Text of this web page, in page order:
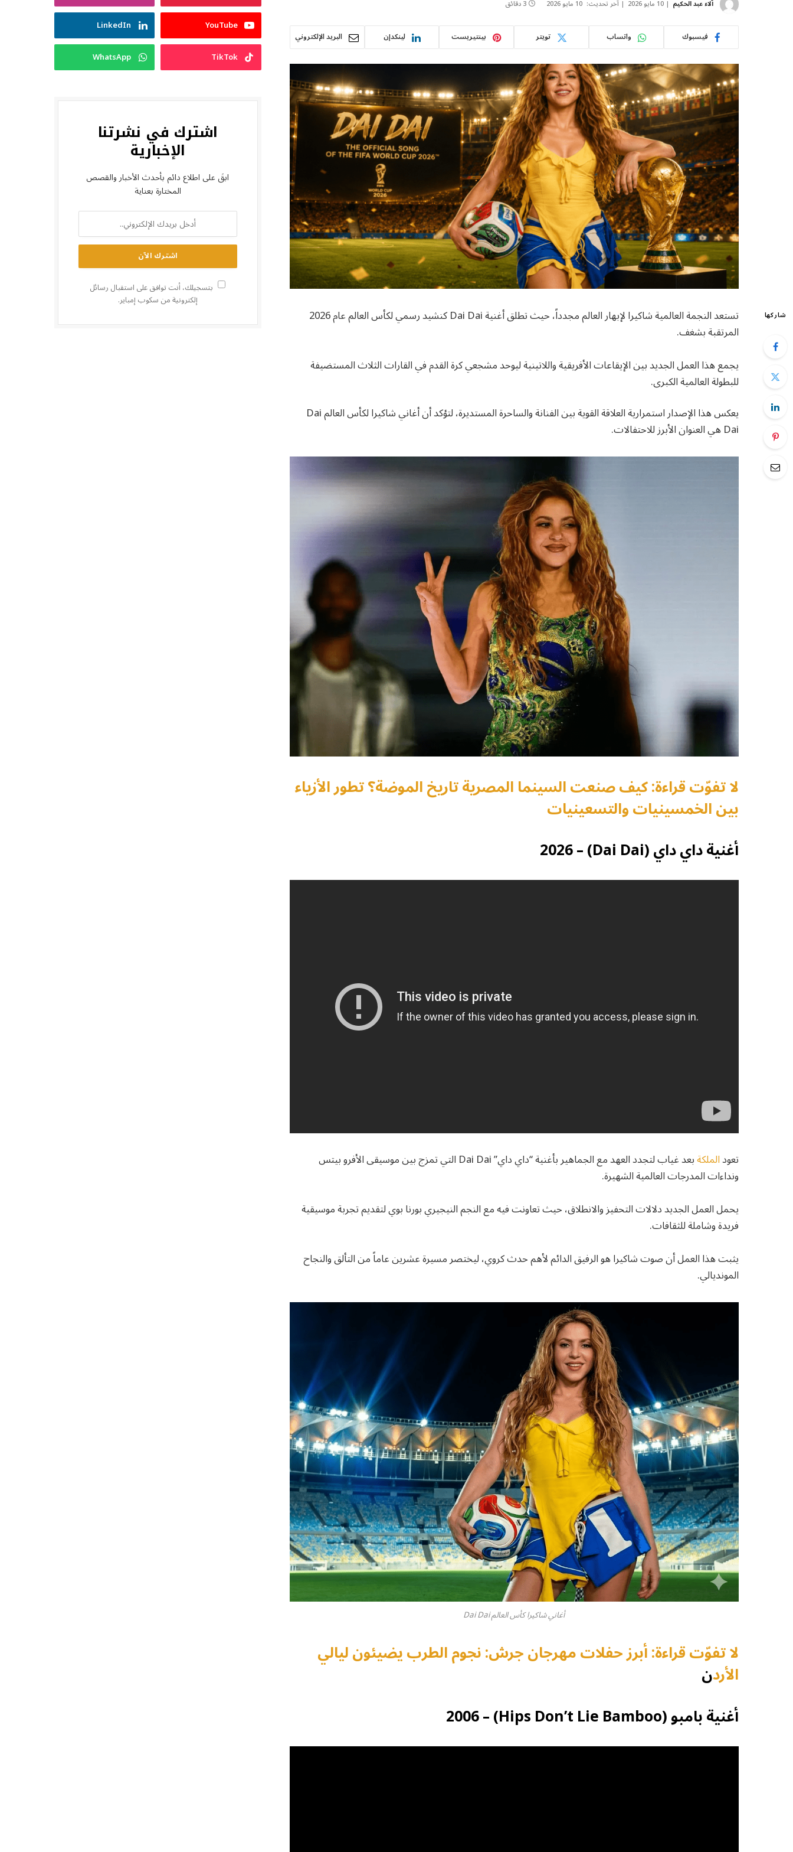
آلاء عبد الحكيم 10 مايو 2026 آخر تحديث: 10 مايو 2026 3 دقائق
فيسبوك واتساب تويتر بينتيريست لينكدإن البريد الإلكتروني
شاركها
تستعد النجمة العالمية شاكيرا لإبهار العالم مجدداً، حيث تطلق أغنية Dai Dai كنشيد رسمي لكأس العالم عام 2026
المرتقبة بشغف.
يجمع هذا العمل الجديد بين الإيقاعات الأفريقية واللاتينية ليوحد مشجعي كرة القدم في القارات الثلاث المستضيفة
للبطولة العالمية الكبرى.
يعكس هذا الإصدار استمرارية العلاقة القوية بين الفنانة والساحرة المستديرة، لتؤكد أن أغاني شاكيرا لكأس العالم Dai
Dai هي العنوان الأبرز للاحتفالات.
لا تفوّت قراءة: كيف صنعت السينما المصرية تاريخ الموضة؟ تطور الأزياء
بين الخمسينيات والتسعينيات
أغنية داي داي (Dai Dai) – 2026
تعودالملكة
بعد غياب لتجدد العهد مع الجماهير بأغنية “داي داي” Dai Dai التي تمزج بين موسيقى الأفرو بيتس
ونداءات المدرجات العالمية الشهيرة.
يحمل العمل الجديد دلالات التحفيز والانطلاق، حيث تعاونت فيه مع النجم النيجيري بورنا بوي لتقديم تجربة موسيقية
فريدة وشاملة للثقافات.
يثبت هذا العمل أن صوت شاكيرا هو الرفيق الدائم لأهم حدث كروي، ليختصر مسيرة عشرين عاماً من التألق والنجاح
المونديالي.
أغاني شاكيرا كأس العالم Dai Dai
لا تفوّت قراءة: أبرز حفلات مهرجان جرش: نجوم الطرب يضيئون ليالي
الأردن
أغنية بامبو (Hips Don’t Lie Bamboo) – 2006
YouTube
LinkedIn
TikTok
WhatsApp
اشترك في نشرتنا
الإخبارية
ابقَ على اطلاع دائم بأحدث الأخبار والقصص
المختارة بعناية
بتسجيلك، أنت توافق على استقبال رسائل
إلكترونية من سكوب إمباير.